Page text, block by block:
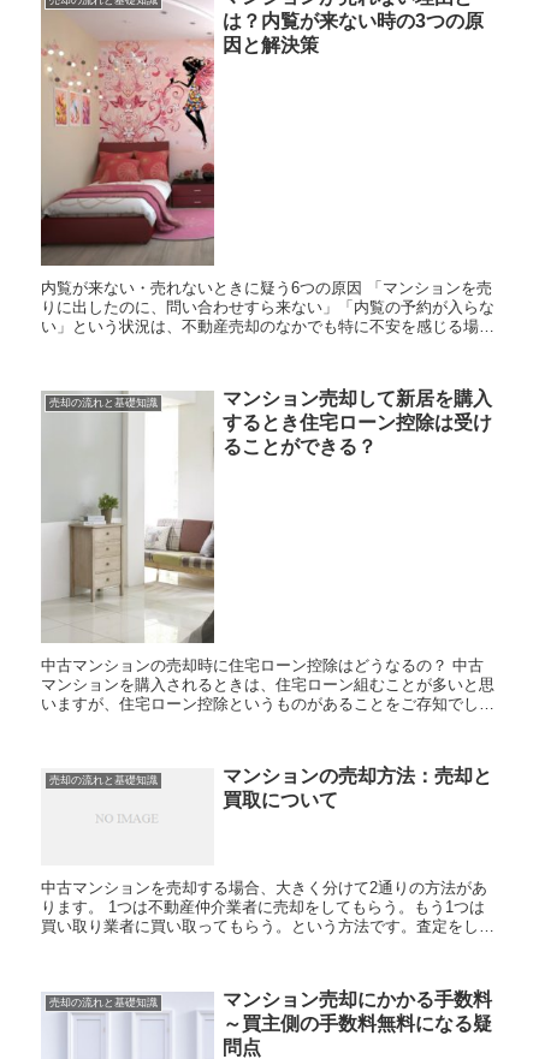
は？内覧が来ない時の3つの原
因と解決策
内覧が来ない・売れないときに疑う6つの原因 「マンションを売
りに出したのに、問い合わせすら来ない」「内覧の予約が入らな
い」という状況は、不動産売却のなかでも特に不安を感じる場面
売却の流れと基礎知識
マンション売却して新居を購入
するとき住宅ローン控除は受け
ることができる？
中古マンションの売却時に住宅ローン控除はどうなるの？ 中古
マンションを購入されるときは、住宅ローン組むことが多いと思
いますが、住宅ローン控除というものがあることをご存知でしょ
売却の流れと基礎知識
マンションの売却方法：売却と
買取について
中古マンションを売却する場合、大きく分けて2通りの方法があ
ります。 1つは不動産仲介業者に売却をしてもらう。もう1つは
買い取り業者に買い取ってもらう。という方法です。査定をして
売却の流れと基礎知識
マンション売却にかかる手数料
～買主側の手数料無料になる疑
問点